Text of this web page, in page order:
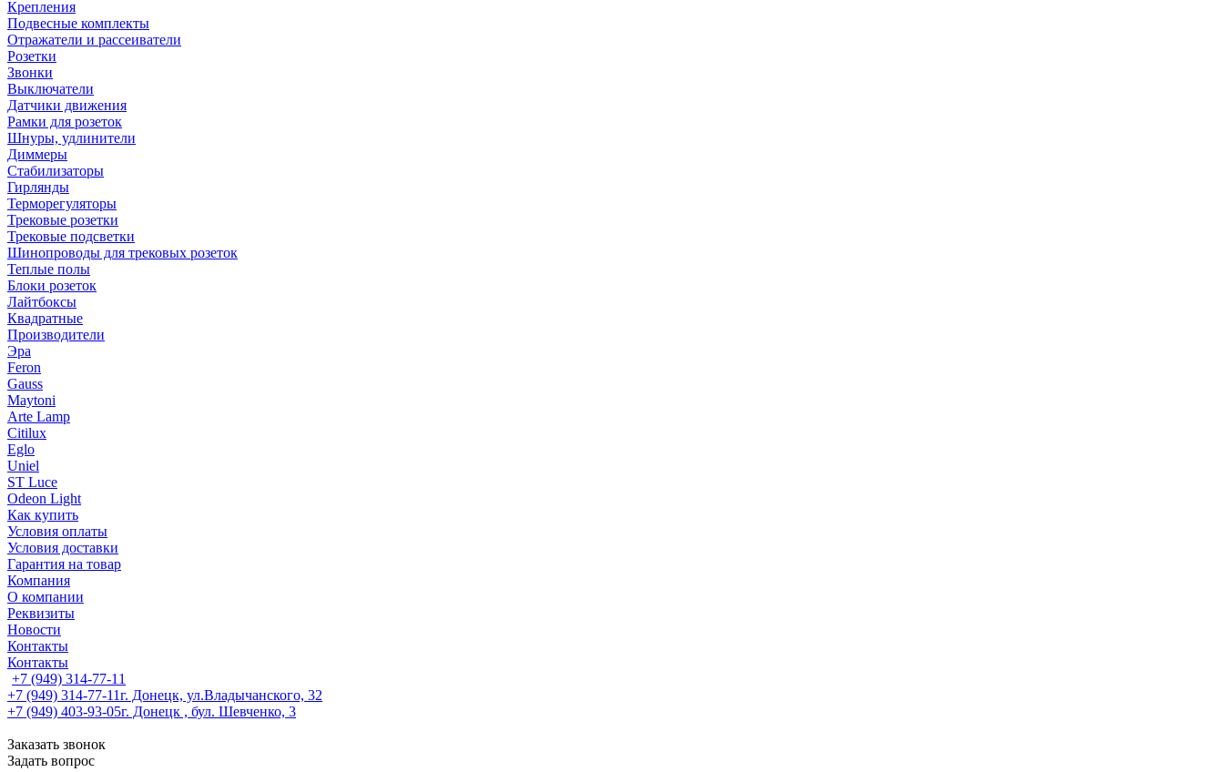
Крепления
Подвесные комплекты
Отражатели и рассеиватели
Розетки
Звонки
Выключатели
Датчики движения
Рамки для розеток
Шнуры, удлинители
Диммеры
Стабилизаторы
Гирлянды
Терморегуляторы
Трековые розетки
Трековые подсветки
Шинопроводы для трековых розеток
Теплые полы
Блоки розеток
Лайтбоксы
Квадратные
Производители
Эра
Feron
Gauss
Maytoni
Arte Lamp
Citilux
Eglo
Uniel
ST Luce
Odeon Light
Как купить
Условия оплаты
Условия доставки
Гарантия на товар
Компания
О компании
Реквизиты
Новости
Контакты
Контакты
+7 (949) 314-77-11
+7 (949) 314-77-11г. Донецк, ул.Владычанского, 32
+7 (949) 403-93-05г. Донецк , бул. Шевченко, 3
Заказать звонок
Задать вопрос